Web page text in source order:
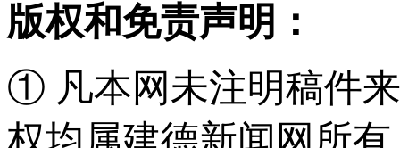
版权和免责声明：
① 凡本网未注明稿件
权均属建德新闻网所